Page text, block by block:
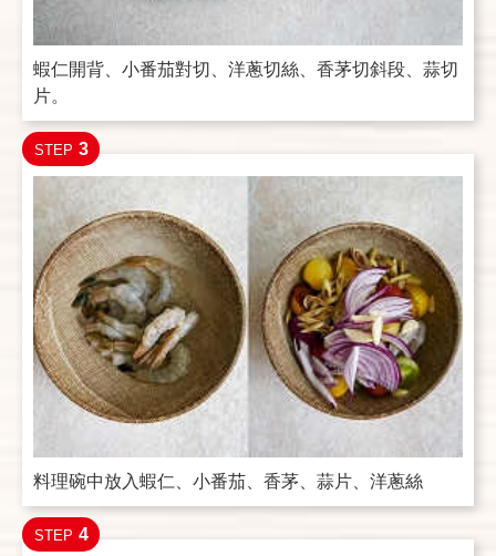
蝦仁開背、小番茄對切、洋蔥切絲、香茅切斜段、蒜切
片。
STEP 3
料理碗中放入蝦仁、小番茄、香茅、蒜片、洋蔥絲
STEP 4